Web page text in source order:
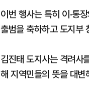
이번 행사는 특히 이·통
출범을 축하하고 도지부
김진태 도지사는 격려사
해 지역민들의 뜻을 대변